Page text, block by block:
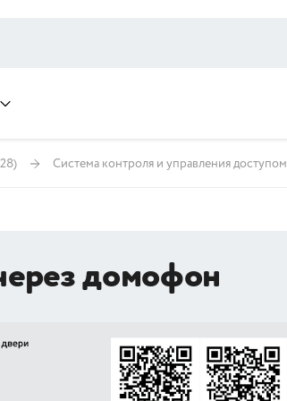
Система контроля и управления доступом
домофон